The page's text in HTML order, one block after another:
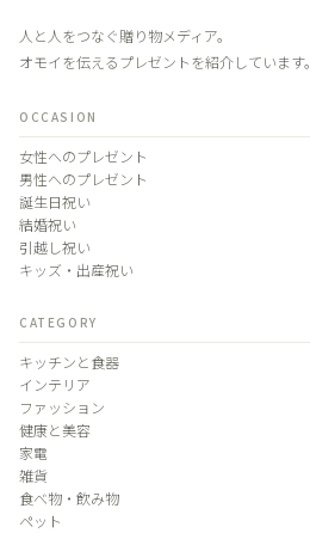
人と人をつなぐ贈り物メディア。
オモイを伝えるプレゼントを紹介しています。
OCCASION
女性へのプレゼント
男性へのプレゼント
誕生日祝い
結婚祝い
引越し祝い
キッズ・出産祝い
CATEGORY
キッチンと食器
インテリア
ファッション
健康と美容
家電
雑貨
食べ物・飲み物
ペット